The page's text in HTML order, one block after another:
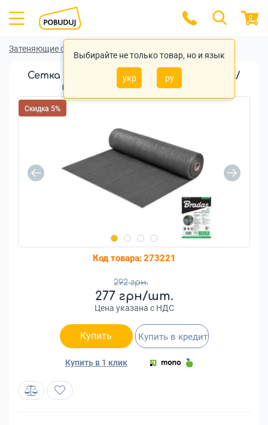
Выбирайте не только товар, но и язык
укр ру
0
Затеняющие сетки
Сетка для затенения Bradas 1,2x10м 60г/
м.кв 1,2x10м (AS-CO6012010GY)
Скидка 5%
Код товара:273221
292 грн.
277 грн/шт.
Цена указана с НДС
Купить
Купить в 1 клик
Купить в кредит